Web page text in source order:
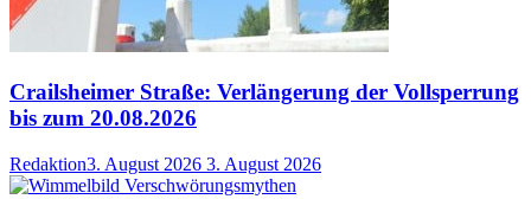
Crailsheimer Straße: Verlängerung der Vollsperrung
bis zum 20.08.2026
Redaktion3. August 2026 3. August 2026